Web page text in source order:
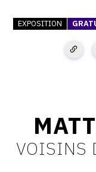
CRÉER
EXPOSITION
VOISINS